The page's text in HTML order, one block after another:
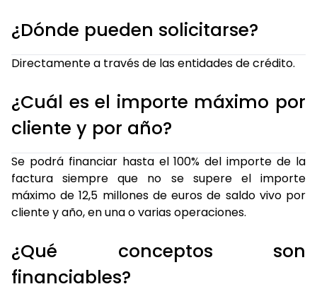
¿Dónde pueden solicitarse?
Directamente a través de las entidades de crédito.
¿Cuál es el importe máximo por
cliente y por año?
Se podrá financiar hasta el 100% del importe de la
factura siempre que no se supere el importe
máximo de 12,5 millones de euros de saldo vivo por
cliente y año, en una o varias operaciones.
¿Qué conceptos son
financiables?